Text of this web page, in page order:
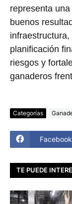
representa
buenos
planificación
riesgos y
ganaderos
Categorías
Facebook
TE PUEDE